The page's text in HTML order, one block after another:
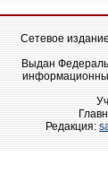
Сетевое
Выдан
Редакция: